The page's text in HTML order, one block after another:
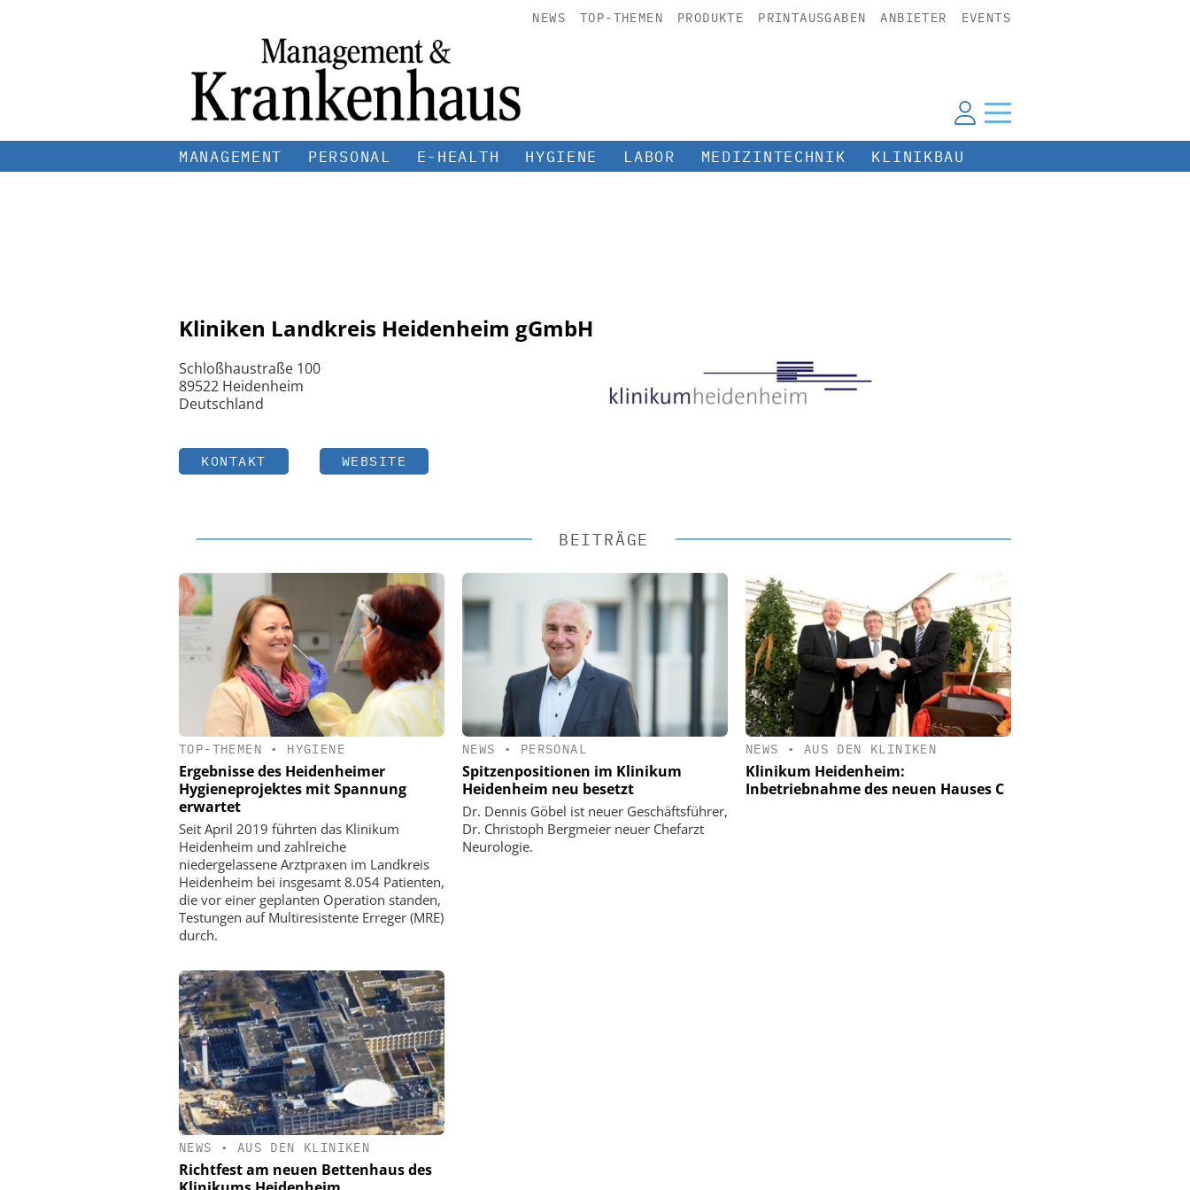
NEWS TOP-THEMEN PRODUKTE PRINTAUSGABEN ANBIETER EVENTS
MANAGEMENT PERSONAL E-HEALTH HYGIENE LABOR MEDIZINTECHNIK KLINIKBAU
Kliniken Landkreis Heidenheim gGmbH
Schloßhaustraße 100
89522 Heidenheim
Deutschland
KONTAKT WEBSITE
BEITRÄGE
TOP-THEMEN • HYGIENE
Ergebnisse des Heidenheimer
Hygieneprojektes mit Spannung
erwartet
Seit April 2019 führten das Klinikum
Heidenheim und zahlreiche
niedergelassene Arztpraxen im Landkreis
Heidenheim bei insgesamt 8.054 Patienten,
die vor einer geplanten Operation standen,
Testungen auf Multiresistente Erreger (MRE)
durch.
NEWS • PERSONAL
Spitzenpositionen im Klinikum
Heidenheim neu besetzt
Dr. Dennis Göbel ist neuer Geschäftsführer,
Dr. Christoph Bergmeier neuer Chefarzt
Neurologie.
NEWS • AUS DEN KLINIKEN
Klinikum Heidenheim:
Inbetriebnahme des neuen Hauses C
NEWS • AUS DEN KLINIKEN
Richtfest am neuen Bettenhaus des